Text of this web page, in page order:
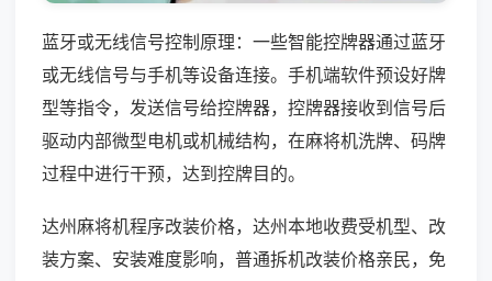
蓝牙或无线信号控制原理：一些智能控牌器通过蓝牙
或无线信号与手机等设备连接。手机端软件预设好牌
型等指令，发送信号给控牌器，控牌器接收到信号后
驱动内部微型电机或机械结构，在麻将机洗牌、码牌
过程中进行干预，达到控牌目的。
达州麻将机程序改装价格，达州本地收费受机型、改
装方案、安装难度影响，普通拆机改装价格亲民，免